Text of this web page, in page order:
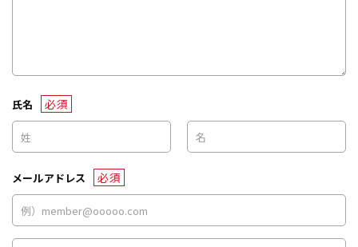
氏名 必須
メールアドレス 必須